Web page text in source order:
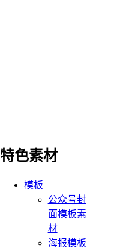
特色素材
模板
公众号封
面模板素
材
海报模板